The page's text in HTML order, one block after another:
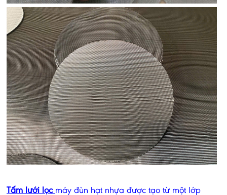
Tấm lưới lọc máy đùn hạt nhựa được tạo từ một lớp